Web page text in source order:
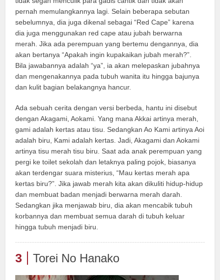
pernah memulangkannya lagi. Selain beberapa sebutan
sebelumnya, dia juga dikenal sebagai “Red Cape” karena
dia juga menggunakan red cape atau jubah berwarna
merah. Jika ada perempuan yang bertemu dengannya, dia
akan bertanya “Apakah ingin kupakaikan jubah merah?”.
Bila jawabannya adalah “ya”, ia akan melepaskan jubahnya
dan mengenakannya pada tubuh wanita itu hingga bajunya
dan kulit bagian belakangnya hancur.
Ada sebuah cerita dengan versi berbeda, hantu ini disebut
dengan Akagami, Aokami. Yang mana Akkai artinya merah,
gami adalah kertas atau tisu. Sedangkan Ao Kami artinya Aoi
adalah biru, Kami adalah kertas. Jadi, Akagami dan Aokami
artinya tisu merah tisu biru. Saat ada anak perempuan yang
pergi ke toilet sekolah dan letaknya paling pojok, biasanya
akan terdengar suara misterius, “Mau kertas merah apa
kertas biru?”. Jika jawab merah kita akan dikuliti hidup-hidup
dan membuat badan menjadi berwarna merah darah.
Sedangkan jika menjawab biru, dia akan mencabik tubuh
korbannya dan membuat semua darah di tubuh keluar
hingga tubuh menjadi biru.
3 Torei No Hanako